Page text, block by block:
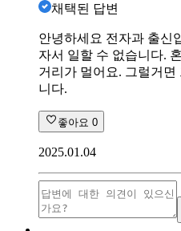
채택된 답변
안녕하세요 전자과 출신
자서 일할 수 없습니다.
거리가 멀어요. 그럴거
니다.
좋아요 0
2025.01.04